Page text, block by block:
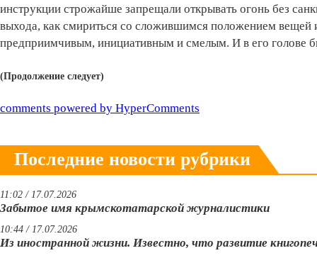
инструкции строжайше запрещали открывать огонь без
выхода, как смириться со сложившимся положением
предприимчивым, инициативным и смелым. И в ­его голове
(Продолжение следует)
comments powered by HyperComments
Последние новости рубрики
11:02 / 17.07.2026
Забытое имя крымскотатарской журналистики
10:44 / 17.07.2026
Из иностранной жизни. Известно, что развитие